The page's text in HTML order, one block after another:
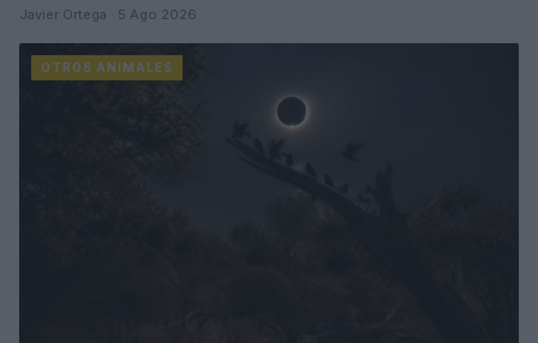
Javier Ortega · 5 Ago 2026
OTROS ANIMALES